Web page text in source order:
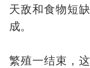
天敌和食物短
成。
繁殖一结束，